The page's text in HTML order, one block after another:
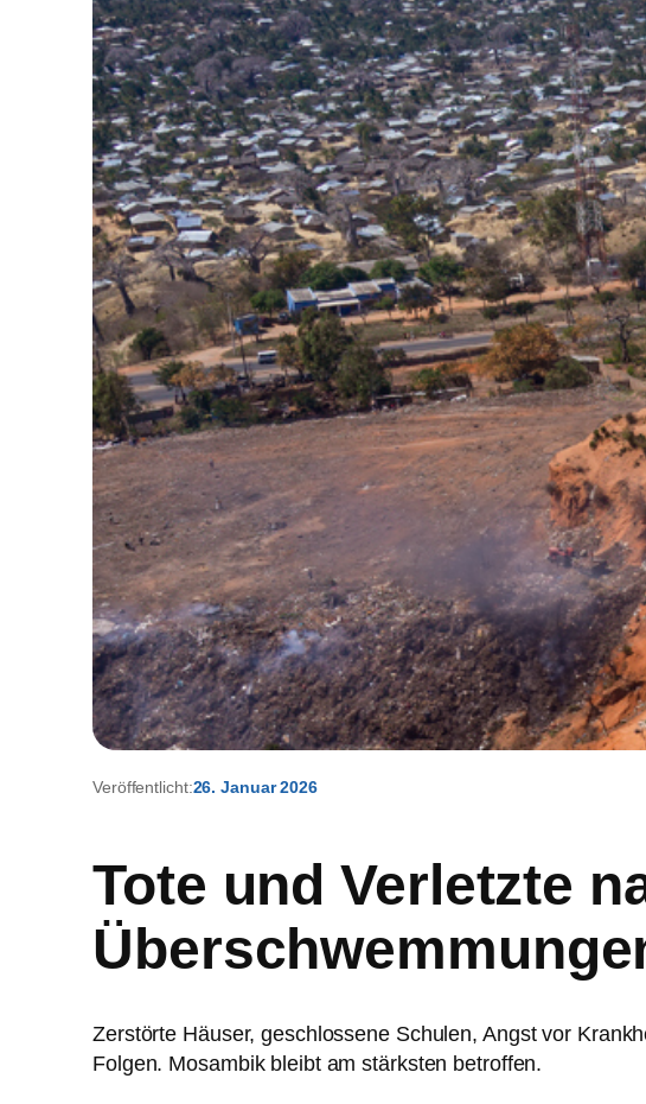
Veröffentlicht:26. Januar 2026
Tote und Verletzte
Zerstörte Häuser, geschlossene Schulen, Angst vor
Folgen. Mosambik bleibt am stärksten betroffen.